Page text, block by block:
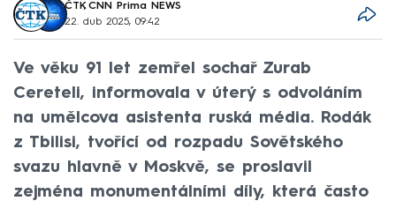
ČTK, CNN Prima NEWS
22. dub 2025, 09:42
Ve věku 91 let zemřel sochař Zurab
Cereteli, informovala v úterý s odvoláním
na umělcova asistenta ruská média. Rodák
z Tbilisi, tvořící od rozpadu Sovětského
svazu hlavně v Moskvě, se proslavil
zejména monumentálními díly, která často